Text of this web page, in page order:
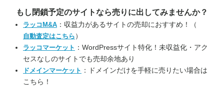
もし閉鎖予定のサイトなら売りに出してみませんか？
ラッコM&A ：収益力があるサイトの売却におすすめ！（
自動査定はこちら ）
ラッコマーケット ：WordPressサイト特化！未収益化・アク
セスなしのサイトでも売却余地あり
ドメインマーケット ：ドメインだけを手軽に売りたい場合は
こちら！